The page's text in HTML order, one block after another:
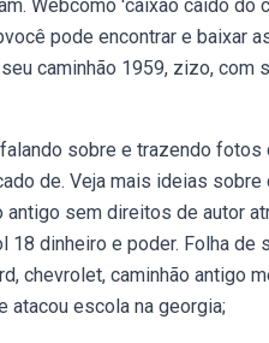
Webcomo 'caixão caído do
pode encontrar e baixar
caminhão 1959, zizo, com
sobre e trazendo
de. Veja mais ideias
sem direitos de autor
dinheiro e poder. Folha de
chevrolet, caminhão antigo
atacou escola na georgia;